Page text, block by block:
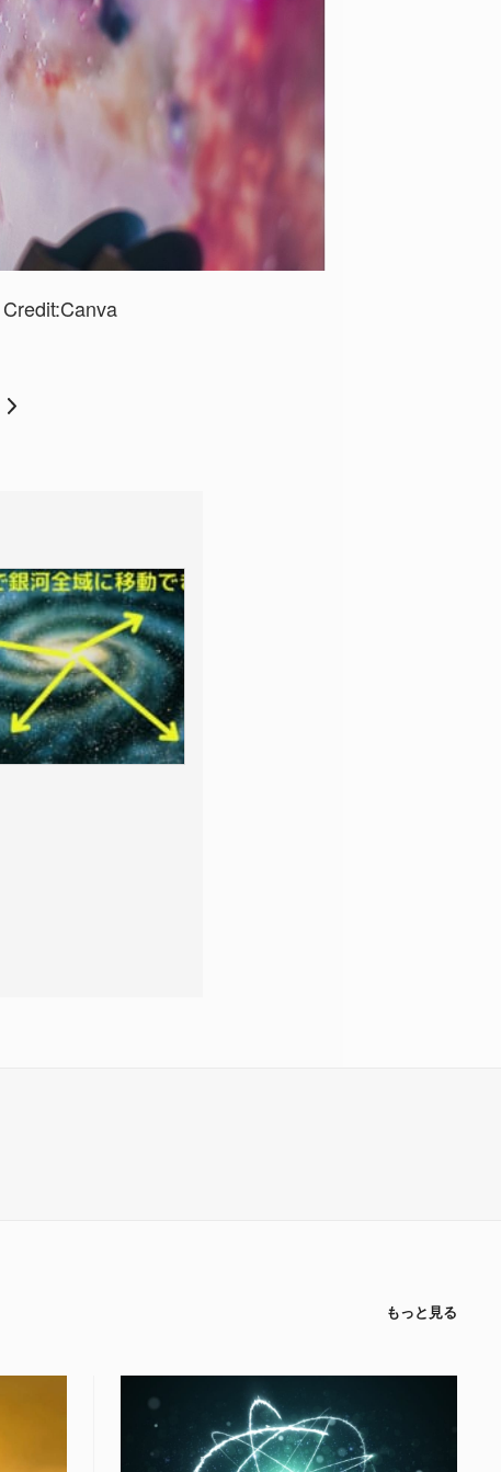
Credit:Canva
もっと見る